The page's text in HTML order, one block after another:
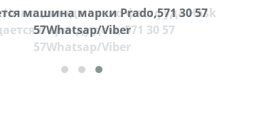
машина марки Prado,571 30 57
57Whatsap/Viber